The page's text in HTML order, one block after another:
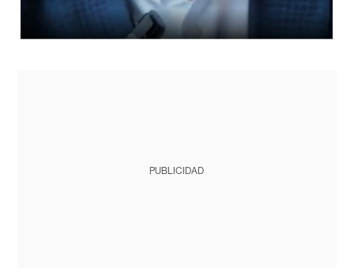
PUBLICIDAD